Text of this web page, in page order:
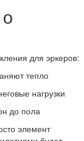
для эркеров:
тепло
нагрузки
до пола
элемент